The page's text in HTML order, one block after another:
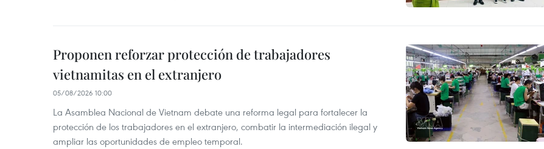
Proponen reforzar protección de trabajadores
vietnamitas en el extranjero
05/08/2026 10:00
La Asamblea Nacional de Vietnam debate una reforma legal para fortalecer la
protección de los trabajadores en el extranjero, combatir la intermediación ilegal y
ampliar las oportunidades de empleo temporal.